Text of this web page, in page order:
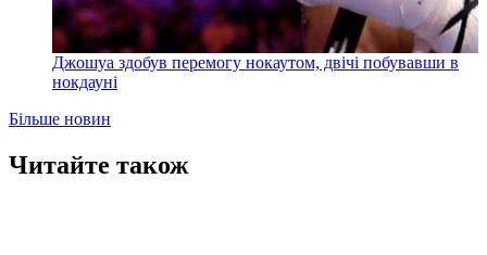
Джошуа здобув перемогу нокаутом, двічі побувавши в
нокдауні
Більше новин
Читайте також